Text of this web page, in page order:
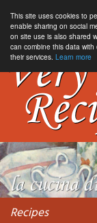
This site uses cookies to
enable sharing on social
on site use is also shared
can combine this data
their services. Learn more
Recipes